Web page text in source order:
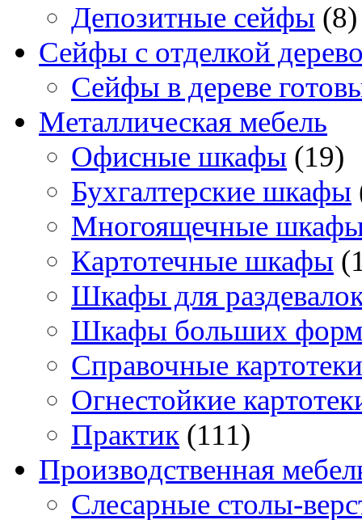
Депозитные сейфы (8)
Сейфы с отделкой
Сейфы в дереве
Металлическая мебель
Офисные шкафы (19)
Бухгалтерские шкафы
Многоящечные
Картотечные шкафы
Шкафы для
Шкафы больших
Справочные картотеки
Огнестойкие
Практик (111)
Производственная
Слесарные столы-